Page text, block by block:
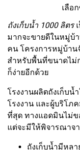
เลือ
ถังเก็บน้ำ 1000 ลิตร เ
มากจะขายดีในหมู่บ้
คน โครงการหมู่บ้าน
สำหรับพื้นที่ขนาดไม่
ก็ง่ายอีกด้วย
โรงงานผลิตถังเก็บน้
โรงงาน และผู้บริโภ
ที่สุด ทางแอดมินไม่ข
แต่จะมีให้พิจารณาจ
ถังเก็บน้ำมีหลา